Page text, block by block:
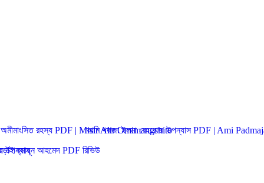
অমীমাংসিত রহস্য PDF | Misir Alir Omimangshito
আমি পদ্মজা ইলমা বেহরোজ উপন্যাস PDF | Ami